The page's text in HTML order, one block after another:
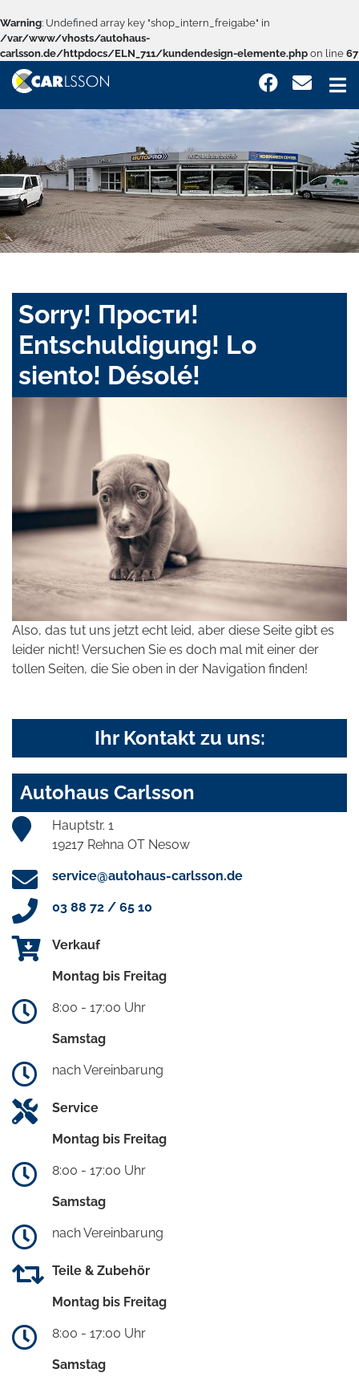
Warning: Undefined array key "shop_intern_freigabe" in
/var/www/vhosts/autohaus-
carlsson.de/httpdocs/ELN_711/kundendesign-elemente.php on line 67
Sorry! Прости!
Entschuldigung! Lo
siento! Désolé!
Also, das tut uns jetzt echt leid, aber diese Seite gibt es
leider nicht! Versuchen Sie es doch mal mit einer der
tollen Seiten, die Sie oben in der Navigation finden!
Ihr Kontakt zu uns:
Autohaus Carlsson
Hauptstr. 1
19217 Rehna OT Nesow
service@autohaus-carlsson.de
03 88 72 / 65 10
Verkauf
Montag bis Freitag
8:00 - 17:00 Uhr
Samstag
nach Vereinbarung
Service
Montag bis Freitag
8:00 - 17:00 Uhr
Samstag
nach Vereinbarung
Teile & Zubehör
Montag bis Freitag
8:00 - 17:00 Uhr
Samstag